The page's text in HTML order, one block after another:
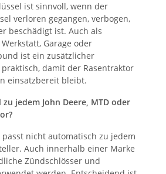
ist sinnvoll, wenn der
verloren gegangen, verbogen,
beschädigt ist. Auch als
Garage oder
ist ein zusätzlicher
damit der Rasentraktor
einsatzbereit bleibt.
zu jedem John Deere, MTD oder
passt nicht automatisch zu jedem
Auch innerhalb einer Marke
Zündschlösser und